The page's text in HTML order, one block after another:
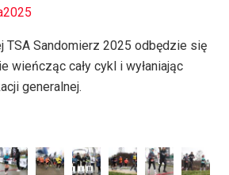
TSA Sandomierz 2025 odbędzie się
wieńcząc cały cykl i wyłaniając
generalnej.